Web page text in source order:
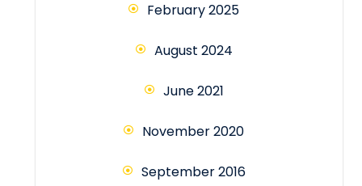
February 2025
August 2024
June 2021
November 2020
September 2016